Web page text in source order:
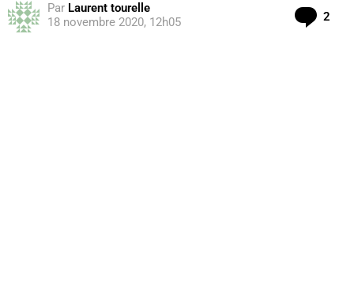
Par Laurent tourelle
18 novembre 2020, 12h05
2